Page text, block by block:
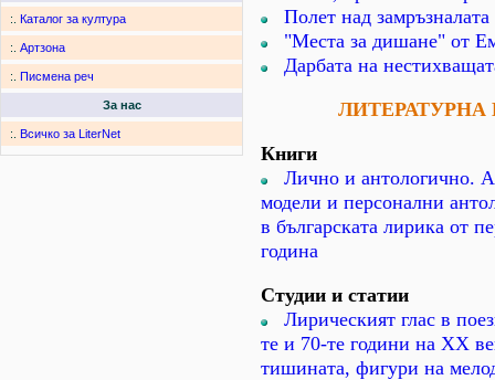
:. Каталог за култура
:. Артзона
:. Писмена реч
За нас
:. Всичко за LiterNet
Полет над замръзналата
"Места за дишане" от
Дарбата на
ЛИТЕРАТУРНА
Книги
Лично и антологично.
модели и персонални
в българската лирика от
година
Студии и статии
Лирическият глас в
те и 70-те години на XX
тишината, фигури на